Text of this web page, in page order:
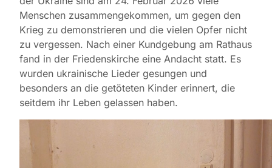
Menschen zusammengekommen, um gegen den
Krieg zu demonstrieren und die vielen Opfer nicht
zu vergessen. Nach einer Kundgebung am Rathaus
fand in der Friedenskirche eine Andacht statt. Es
wurden ukrainische Lieder gesungen und
besonders an die getöteten Kinder erinnert, die
seitdem ihr Leben gelassen haben.